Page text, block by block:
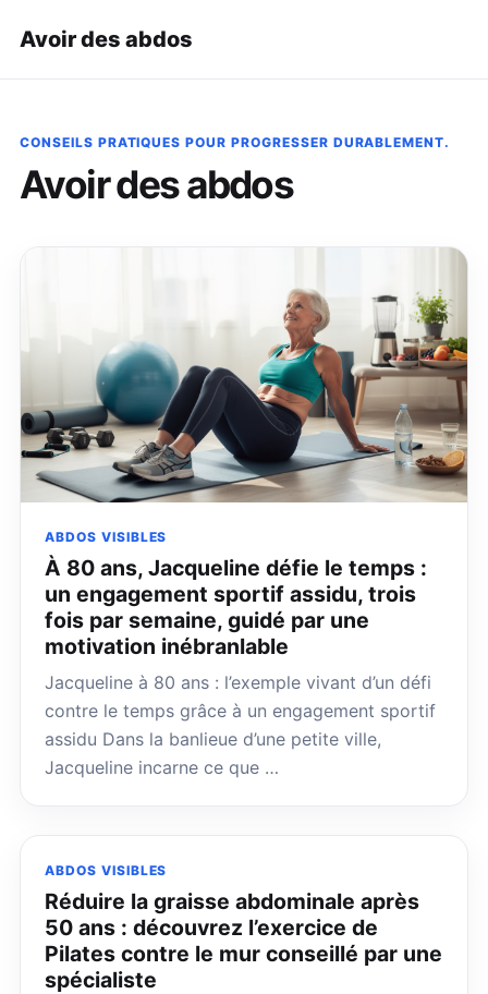
Avoir des abdos
CONSEILS PRATIQUES POUR PROGRESSER DURABLEMENT.
Avoir des abdos
ABDOS VISIBLES
À 80 ans, Jacqueline défie le temps :
un engagement sportif assidu, trois
fois par semaine, guidé par une
motivation inébranlable
Jacqueline à 80 ans : l’exemple vivant d’un défi
contre le temps grâce à un engagement sportif
assidu Dans la banlieue d’une petite ville,
Jacqueline incarne ce que …
ABDOS VISIBLES
Réduire la graisse abdominale après
50 ans : découvrez l’exercice de
Pilates contre le mur conseillé par une
spécialiste